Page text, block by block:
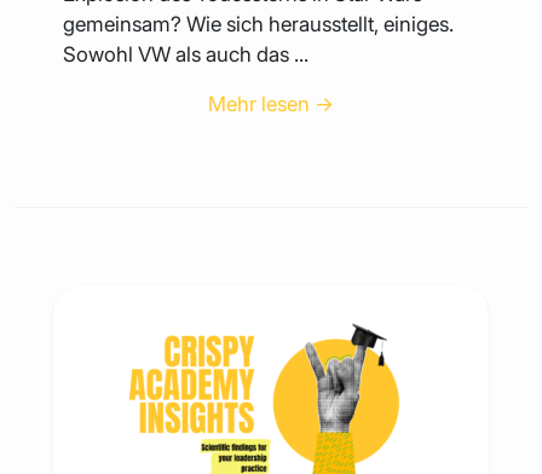
gemeinsam? Wie sich herausstellt, einiges.
Sowohl VW als auch das ...
Mehr lesen →